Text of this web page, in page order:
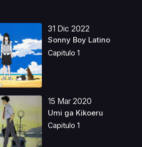
31 Dic 2022
Sonny Boy Latino
Capitulo 1
15 Mar 2020
Umi ga Kikoeru
Capitulo 1